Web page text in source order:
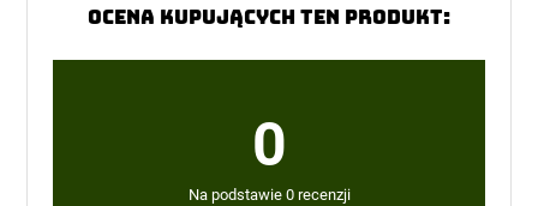
Ocena kupujących ten produkt:
0
Na podstawie 0 recenzji